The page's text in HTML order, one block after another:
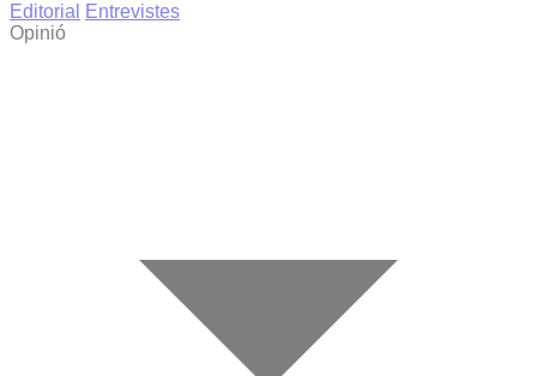
Editorial
Entrevistes
Opinió